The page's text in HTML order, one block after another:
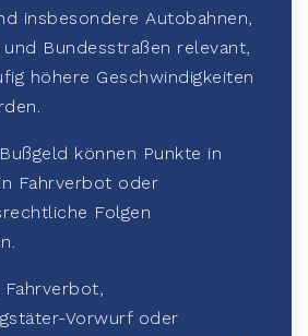
insbesondere Autobahnen,
Bundesstraßen relevant,
höhere Geschwindigkeiten
können Punkte in
Fahrverbot oder
Folgen
Fahrverbot,
Vorwurf oder